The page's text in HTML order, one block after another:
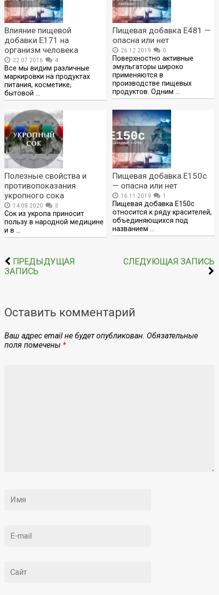
Влияние пищевой
добавки Е171 на
организм человека
22.07.2016 4
Все мы видим различные
маркировки на продуктах
питания, косметике,
бытовой …
Пищевая добавка Е481 —
опасна или нет
26.12.2019 0
Поверхностно активные
эмульгаторы широко
применяются в
производстве пищевых
продуктов. Одним …
Полезные свойства и
противопоказания
укропного сока
14.08.2020 3
Сок из укропа приносит
пользу в народной медицине
и в …
Пищевая добавка Е150c
— опасна или нет
16.11.2019 1
Пищевая добавка Е150с
относится к ряду красителей,
объединяющихся под
названием …
ПРЕДЫДУЩАЯ
ЗАПИСЬ
СЛЕДУЮЩАЯ ЗАПИСЬ
Оставить комментарий
Ваш адрес email не будет опубликован. Обязательные
поля помечены *